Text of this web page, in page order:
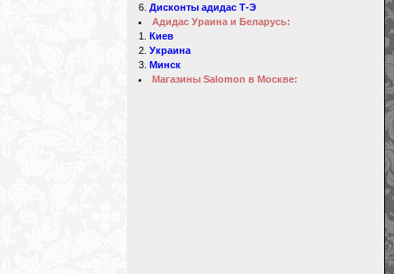
Дисконты адидас Т-Э
Адидас Ураина и Беларусь:
Киев
Украина
Минск
Магазины Salomon в Москве: